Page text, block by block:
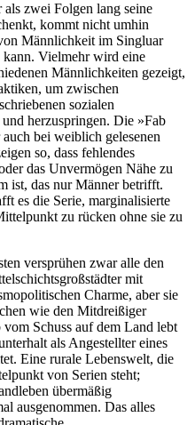
als zwei Folgen lang seine
kommt nicht umhin
Männlichkeit im Singluar
kann. Vielmehr wird eine
Männlichkeiten gezeigt,
um zwischen
sozialen
herzuspringen. Die »Fab
bei weiblich gelesenen
so, dass fehlendes
das Unvermögen Nähe zu
ist, das nur Männer betrifft.
es die Serie, marginalisierte
zu rücken ohne sie zu
versprühen zwar alle den
mit
Charme, aber sie
wie den Mitdreißiger
Schuss auf dem Land lebt
als Angestellter eines
Eine rurale Lebenswelt, die
von Serien steht;
übermäßig
ausgenommen. Das alles